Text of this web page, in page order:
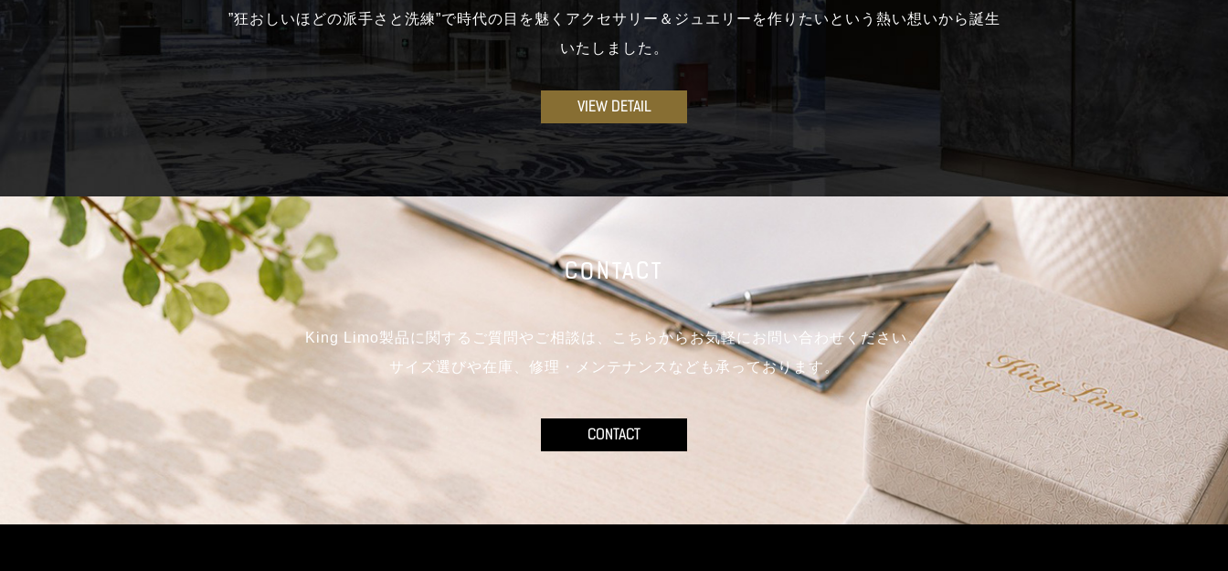
”狂おしいほどの派手さと洗練”で時代の目を魅くアクセサリー＆ジュエリーを作りたいという熱い想いから誕生
いたしました。
VIEW DETAIL
CONTACT
King Limo製品に関するご質問やご相談は、こちらからお気軽にお問い合わせください。
サイズ選びや在庫、修理・メンテナンスなども承っております。
CONTACT